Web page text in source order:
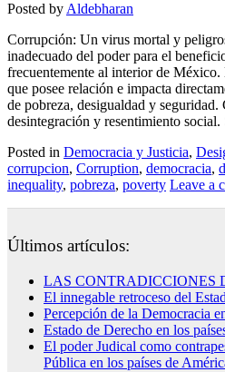
Posted by Aldebharan
Corrupción: Un virus mortal y
inadecuado del poder para el
frecuentemente al interior de
que posee relación e impacta
de pobreza, desigualdad y
desintegración y resentimiento
Posted in Democracia y Justicia,
corrupcion, Corruption, democracia,
inequality, pobreza, poverty Leave a
Últimos artículos:
LAS CONTRADICCIONES
El innegable retroceso del
Percepción de la Democracia
Estado de Derecho en los
El poder Judical como
Pública en los países de